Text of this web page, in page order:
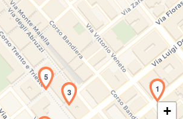
Caricamento della carta in corso...
1
3
5
+